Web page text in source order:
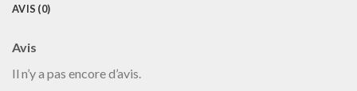
AVIS (0)
Avis
Il n’y a pas encore d’avis.